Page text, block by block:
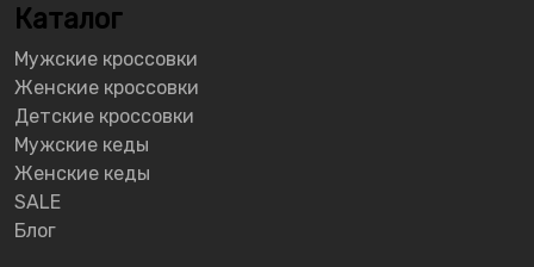
Каталог
Мужские кроссовки
Женские кроссовки
Детские кроссовки
Мужские кеды
Женские кеды
SALE
Блог